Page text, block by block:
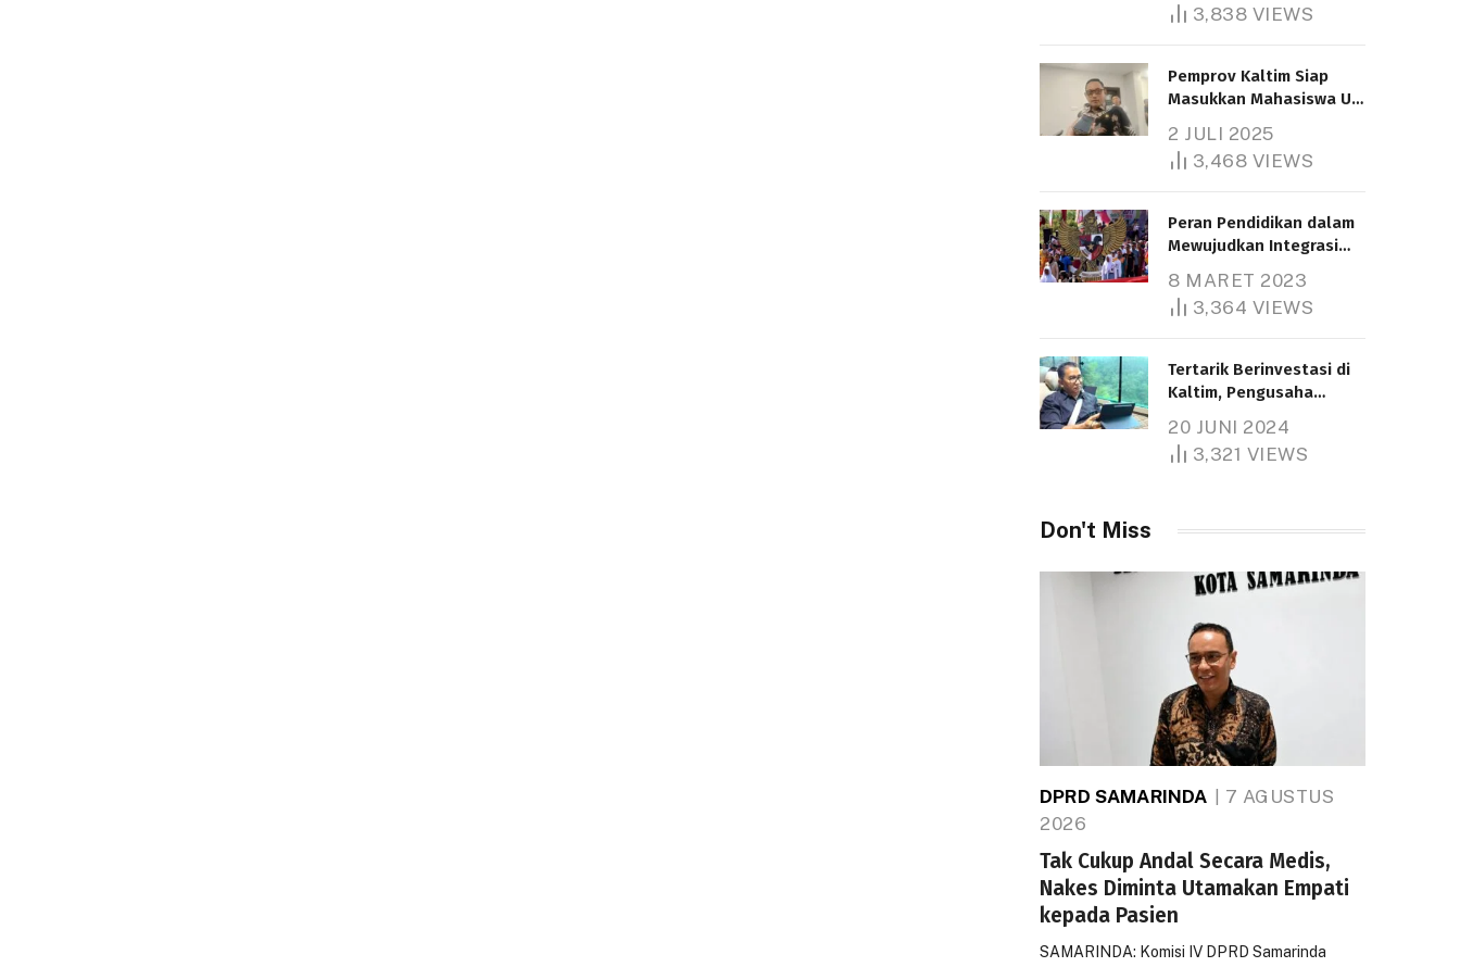
3,838 VIEWS
Pemprov Kaltim Siap
Masukkan Mahasiswa UT
Bantuan Pendidikan
Gratispol
2 JULI 2025
3,468 VIEWS
Peran Pendidikan dalam
Mewujudkan Integrasi
8 MARET 2023
3,364 VIEWS
Tertarik Berinvestasi di
Kaltim, Pengusaha
1.000 Hektare
20 JUNI 2024
3,321 VIEWS
Don't Miss
DPRD SAMARINDA
7 AGUSTUS
2026
Tak Cukup Andal Secara Medis,
Nakes Diminta Utamakan Empati
kepada Pasien
SAMARINDA: Komisi IV DPRD Samarinda